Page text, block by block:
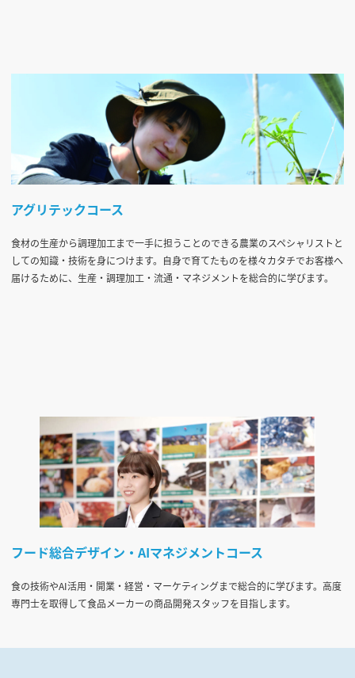
アグリテックコース
食材の生産から調理加工まで一手に担うことのできる農業のスペシャリストと
しての知識・技術を身につけます。自身で育てたものを様々カタチでお客様へ
届けるために、生産・調理加工・流通・マネジメントを総合的に学びます。
フード総合デザイン・AIマネジメントコース
食の技術やAI活用・開業・経営・マーケティングまで総合的に学びます。高度
専門士を取得して食品メーカーの商品開発スタッフを目指します。